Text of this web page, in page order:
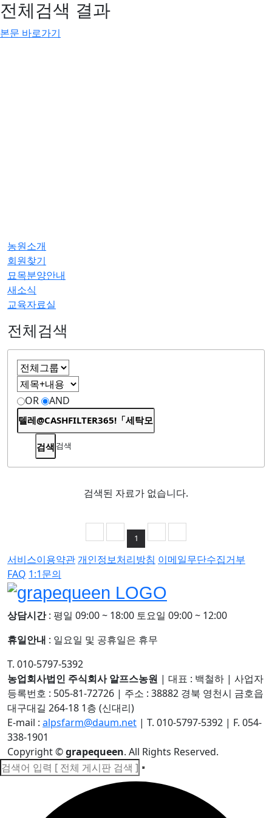
전체검색 결과
본문 바로가기
농원소개
회원찾기
묘목분양안내
새소식
교육자료실
전체검색
OR AND
검색
검색된 자료가 없습니다.
1
서비스이용약관 개인정보처리방침 이메일무단수집거부
FAQ 1:1문의
상담시간: 평일 09:00 ~ 18:00 토요일 09:00 ~ 12:00
휴일안내 : 일요일 및 공휴일은 휴무
T. 010-5797-5392
농업회사법인 주식회사 알프스농원 | 대표 : 백철하 | 사업자
등록번호 : 505-81-72726 | 주소 : 38882 경북 영천시 금호읍
대구대길 264-18 1층 (신대리)
E-mail : alpsfarm@daum.net | T. 010-5797-5392 | F. 054-
338-1901
Copyright©grapequeen. All Rights Reserved.